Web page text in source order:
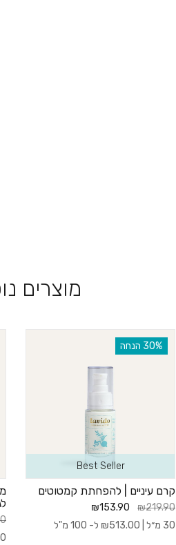
מוצרים
‫30% הנחה
Best Seller
קרם עיניים | להפחתת קמטוטים
₪219.90
₪153.90
30 מ״ל |
₪513.00 ל- 100 מ"ל
60